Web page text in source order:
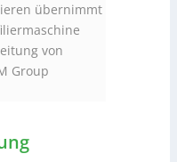
übernimmt
von
Group